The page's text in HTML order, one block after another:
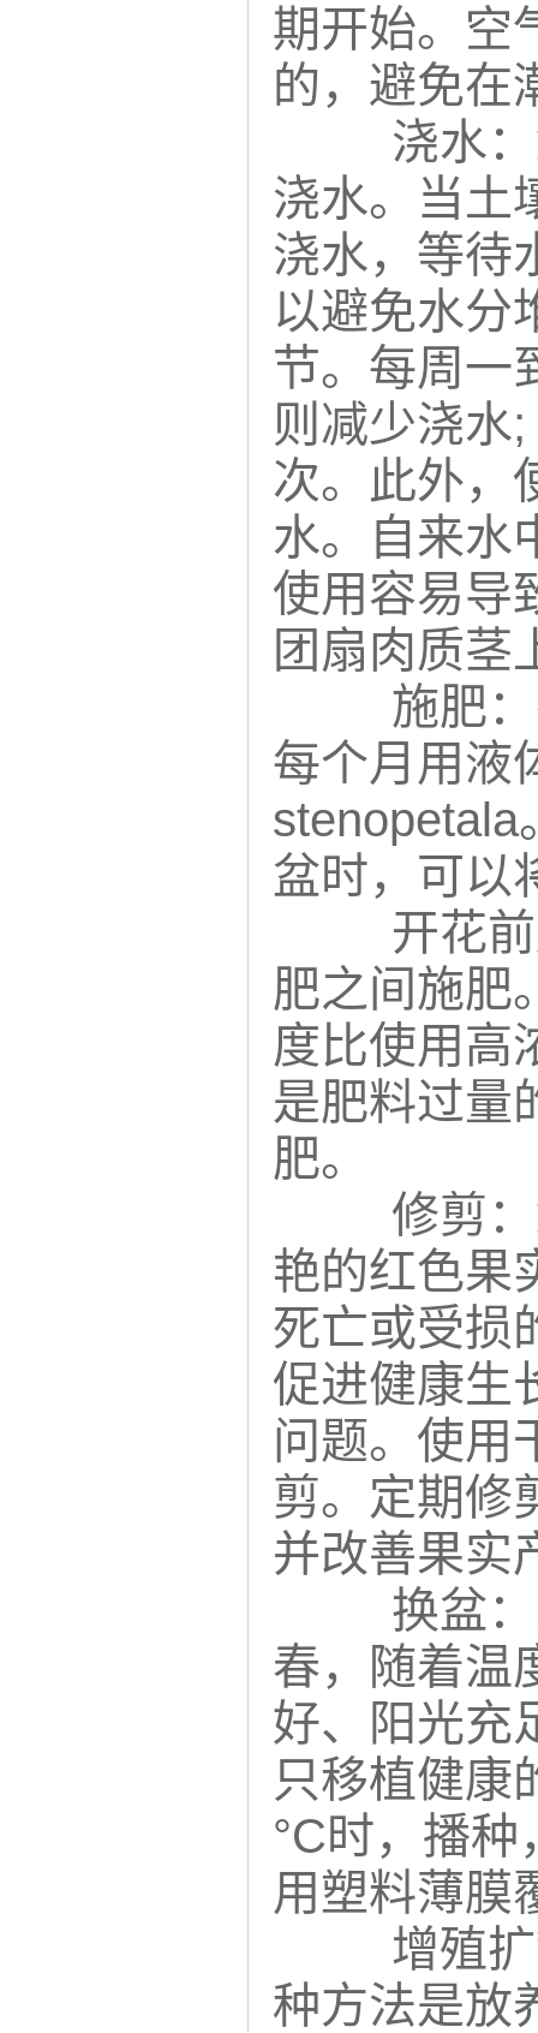
期开始。空
的，避免在
浇水
浇水。当土
浇水，等待
以避免水分
节。每周一
则减少浇水
次。此外，
水。自来水
使用容易导
团扇肉质茎
施肥
每个月用液
stenopetala
盆时，可以
开花
肥之间施肥
度比使用高
是肥料过量
肥。
修剪
艳的红色果
死亡或受损
促进健康生
问题。使用
剪。定期修
并改善果实
换盆
春，随着温
好、阳光充
只移植健康
°C时，播
用塑料薄膜
增殖
种方法是放